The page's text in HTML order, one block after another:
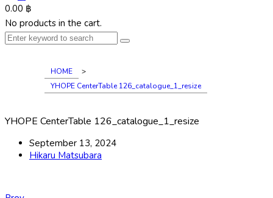
0.00 ฿
No products in the cart.
HOME
>
YHOPE CenterTable 126_catalogue_1_resize
YHOPE CenterTable 126_catalogue_1_resize
September 13, 2024
Hikaru Matsubara